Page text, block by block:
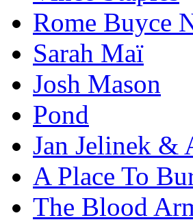
Rome Buyce
Sarah Maï
Josh Mason
Pond
Jan Jelinek &
A Place To
The Blood